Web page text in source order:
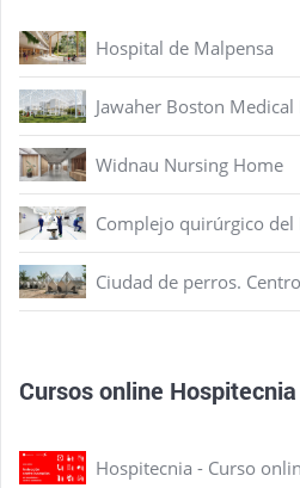
Hospital de Malpensa
Jawaher Boston
Widnau Nursing Home
Complejo quirúrgico del
Ciudad de perros.
Cursos online Hospitecnia
Hospitecnia - Curso